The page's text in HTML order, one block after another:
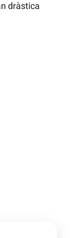
dràstica